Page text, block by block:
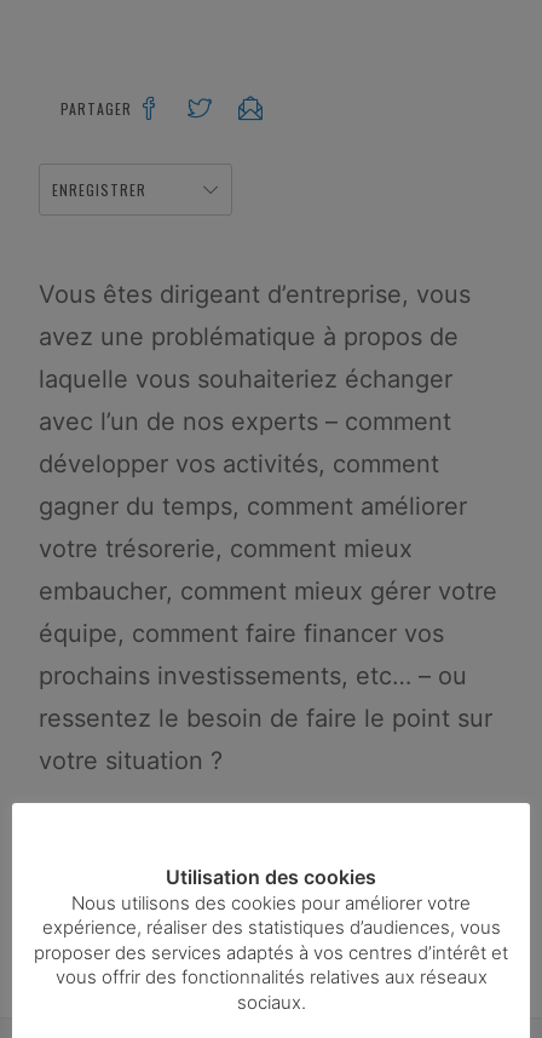
PARTAGER
ENREGISTRER
Vous êtes dirigeant d’entreprise, vous
avez une problématique à propos de
laquelle vous souhaiteriez échanger
avec l’un de nos experts – comment
développer vos activités, comment
gagner du temps, comment améliorer
votre trésorerie, comment mieux
embaucher, comment mieux gérer votre
équipe, comment faire financer vos
prochains investissements, etc… – ou
ressentez le besoin de faire le point sur
votre situation ?
pas à nous contacter pour prendre RDV
Utilisation des cookies
Nous utilisons des cookies pour améliorer votre
expérience, réaliser des statistiques d’audiences, vous
proposer des services adaptés à vos centres d’intérêt et
vous offrir des fonctionnalités relatives aux réseaux
sociaux.